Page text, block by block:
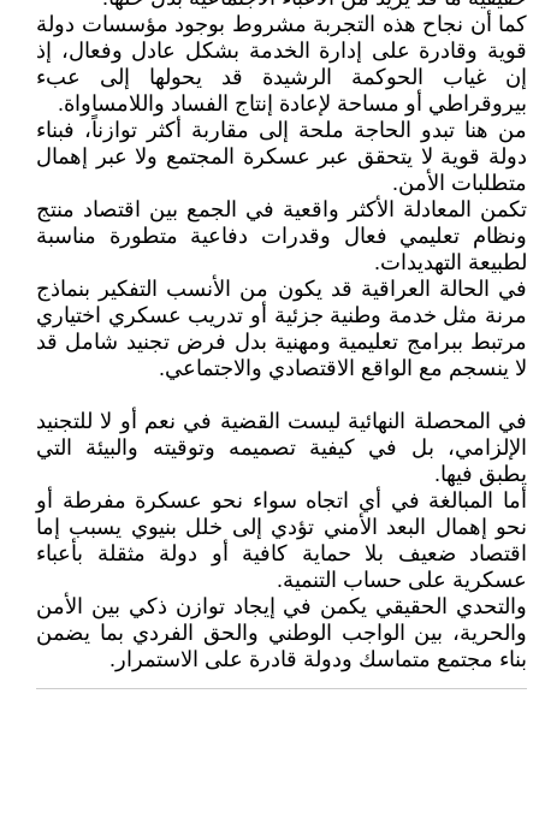
كما أن نجاح هذه التجربة مشروط بوجود مؤسسات دولة
قوية وقادرة على إدارة الخدمة بشكل عادل وفعال، إذ
إن غياب الحوكمة الرشيدة قد يحولها إلى عبء
بيروقراطي أو مساحة لإعادة إنتاج الفساد واللامساواة.
من هنا تبدو الحاجة ملحة إلى مقاربة أكثر توازناً، فبناء
دولة قوية لا يتحقق عبر عسكرة المجتمع ولا عبر إهمال
متطلبات الأمن.
تكمن المعادلة الأكثر واقعية في الجمع بين اقتصاد منتج
ونظام تعليمي فعال وقدرات دفاعية متطورة مناسبة
لطبيعة التهديدات.
في الحالة العراقية قد يكون من الأنسب التفكير بنماذج
مرنة مثل خدمة وطنية جزئية أو تدريب عسكري اختياري
مرتبط ببرامج تعليمية ومهنية بدل فرض تجنيد شامل قد
لا ينسجم مع الواقع الاقتصادي والاجتماعي.
في المحصلة النهائية ليست القضية في نعم أو لا للتجنيد
الإلزامي، بل في كيفية تصميمه وتوقيته والبيئة التي
يطبق فيها.
أما المبالغة في أي اتجاه سواء نحو عسكرة مفرطة أو
نحو إهمال البعد الأمني تؤدي إلى خلل بنيوي يسبب إما
اقتصاد ضعيف بلا حماية كافية أو دولة مثقلة بأعباء
عسكرية على حساب التنمية.
والتحدي الحقيقي يكمن في إيجاد توازن ذكي بين الأمن
والحرية، بين الواجب الوطني والحق الفردي بما يضمن
بناء مجتمع متماسك ودولة قادرة على الاستمرار.